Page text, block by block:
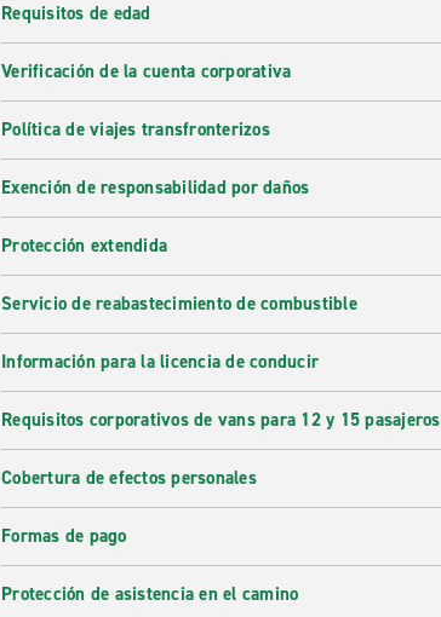
Requisitos de edad
Verificación de la cuenta corporativa
Política de viajes transfronterizos
Exención de responsabilidad por daños
Protección extendida
Servicio de reabastecimiento de combustible
Información para la licencia de conducir
Requisitos corporativos de vans para 12 y 15 pasajeros
Cobertura de efectos personales
Formas de pago
Protección de asistencia en el camino